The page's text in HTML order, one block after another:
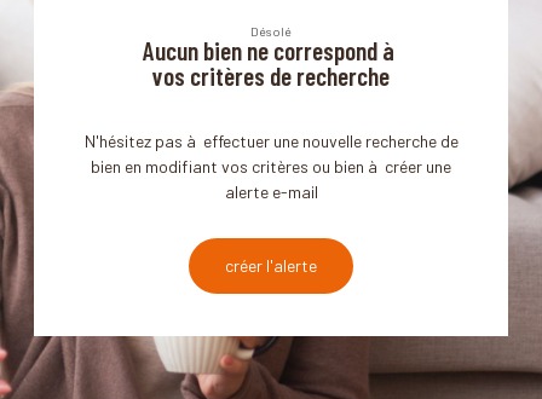
Désolé
Aucun bien ne correspond à
vos critères de recherche
N'hésitez pas à effectuer une nouvelle recherche de
bien en modifiant vos critères ou bien à créer une
alerte e-mail
créer l'alerte